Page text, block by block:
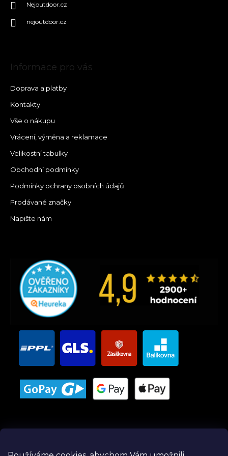
Nejoutdoor.cz
nejoutdoor.cz
Informace pro vás
Doprava a platby
Kontakty
Vše o nákupu
Vrácení, výměna a reklamace
Velikostní tabulky
Obchodní podmínky
Podmínky ochrany osobních údajů
Prodávané značky
Napište nám